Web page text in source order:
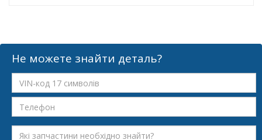
Не можете знайти деталь?